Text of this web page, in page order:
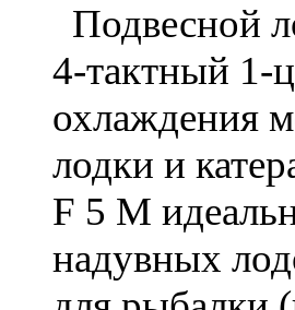
Подвесной
4-тактный 1-
охлаждения
лодки и
F 5 M
надувных